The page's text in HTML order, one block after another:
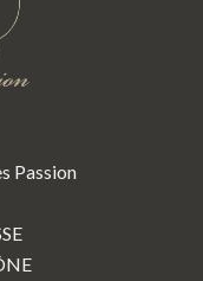
Passion